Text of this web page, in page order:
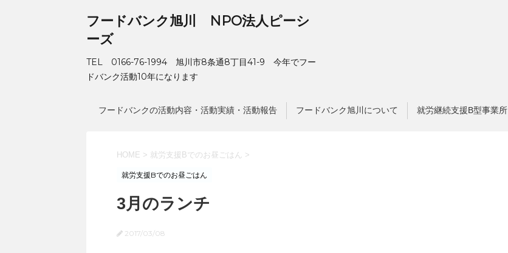
フードバンク旭川 NPO法人ピーシ
ーズ
TEL 0166-76-1994 旭川市8条通8丁目41-9 今年でフー
ドバンク活動10年になります
フードバンクの活動内容・活動実績・活動報告 フードバンク旭川について 就労継続支援B型事業所
HOME > 就労支援Bでのお昼ごはん >
就労支援Bでのお昼ごはん
3月のランチ
2017/03/08